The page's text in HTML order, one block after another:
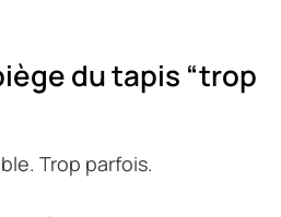
du tapis “trop
Trop parfois.